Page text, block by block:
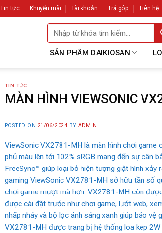
Tin tức Khuyến mãi Tài khoản Trả góp Liên hệ
Tìm
kiếm:
SẢN PHẨM DAIKIOSAN
TIN TỨC
MÀN HÌNH VIEWSONIC
POSTED ON 21/06/2024 BYADMIN
ViewSonic VX2781-MH là màn hình chơi game
phủ màu lên tới 102% sRGB mang đến sự cân
FreeSync™ giúp loại bỏ hiện tượng giật hình
gaming ViewSonic VX2781-MH sở hữu tần số
chơi game mượt mà hơn. VX2781-MH còn
được cài đặt trước như chơi game, lướt web,
nhấp nháy và bộ lọc ánh sáng xanh giúp bảo
VX2781-MH được trang bị hệ thống loa kép